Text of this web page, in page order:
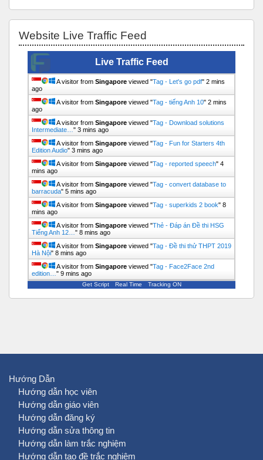
Website Live Traffic Feed
Live Traffic Feed
A visitor from Singapore viewed "Tag - Let's go pdf" 2 mins
ago
A visitor from Singapore viewed "Tag - tiếng Anh 10" 2 mins
ago
A visitor from Singapore viewed "Tag - Download solutions
Intermediate… " 3 mins ago
A visitor from Singapore viewed "Tag - Fun for Starters 4th
Edition Audio" 3 mins ago
A visitor from Singapore viewed "Tag - reported speech" 4
mins ago
A visitor from Singapore viewed "Tag - convert database to
barracuda" 5 mins ago
A visitor from Singapore viewed "Tag - superkids 2 book" 8
mins ago
A visitor from Singapore viewed "Thẻ - Đáp án Đề thi HSG
Tiếng Anh 12… " 8 mins ago
A visitor from Singapore viewed "Tag - Đề thi thử THPT 2019
Hà Nội" 8 mins ago
A visitor from Singapore viewed "Tag - Face2Face 2nd
edition… " 9 mins ago
Get Script Real Time Tracking ON
Hướng Dẫn
Hướng dẫn học viên
Hướng dẫn giáo viên
Hướng dẫn đăng ký
Hướng dẫn sửa thông tin
Hướng dẫn làm trắc nghiệm
Hướng dẫn tạo đề trắc nghiệm